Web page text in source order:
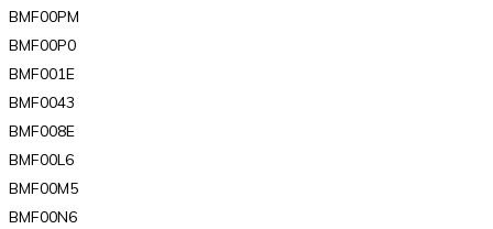
BMF00PM
BMF00P0
BMF001E
BMF0043
BMF008E
BMF00L6
BMF00M5
BMF00N6